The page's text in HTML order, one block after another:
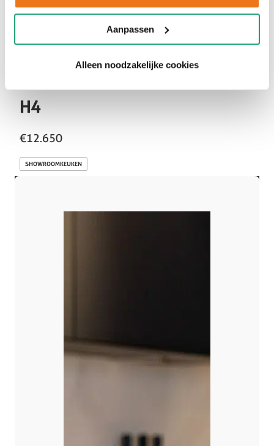
Aanpassen
Alleen noodzakelijke cookies
H4
€12.650
SHOWROOMKEUKEN